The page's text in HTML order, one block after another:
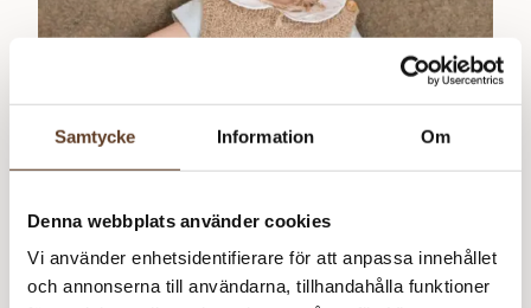
Samtycke Information Om
Denna webbplats använder cookies
Vi använder enhetsidentifierare för att anpassa innehållet
och annonserna till användarna, tillhandahålla funktioner
Norska